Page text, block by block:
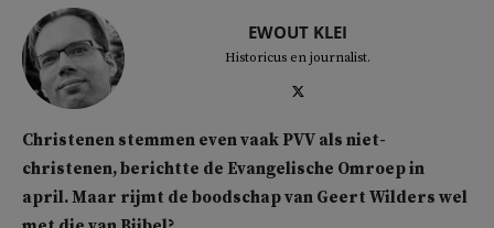
EWOUT KLEI
Historicus en journalist.
Christenen stemmen even vaak PVV als niet-
christenen, berichtte de Evangelische Omroep in
april. Maar rijmt de boodschap van Geert Wilders wel